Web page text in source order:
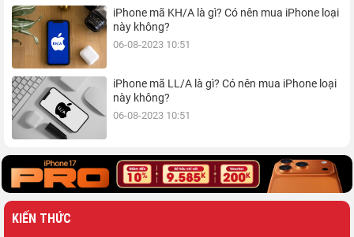
iPhone mã KH/A là gì? Có nên mua iPhone loại
này không?
06-08-2023 10:51
iPhone mã LL/A là gì? Có nên mua iPhone loại
này không?
06-08-2023 10:51
KIẾN THỨC